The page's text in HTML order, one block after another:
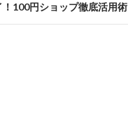
100円ショップ徹底活用術